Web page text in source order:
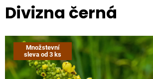
Divizna černá
Množstevní
sleva od 3 ks